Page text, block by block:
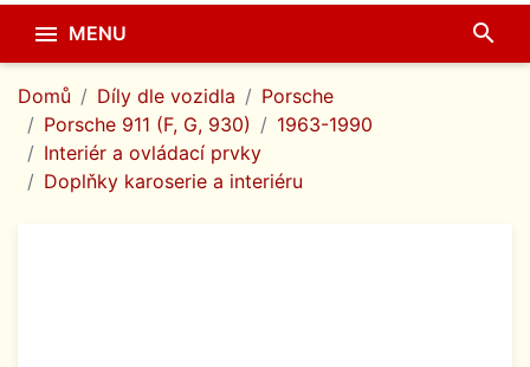
 MENU search
Domů Díly dle vozidla
Porsche
Porsche 911 (F, G, 930)
1963-1990
Interiér a ovládací prvky
Doplňky karoserie a interiéru